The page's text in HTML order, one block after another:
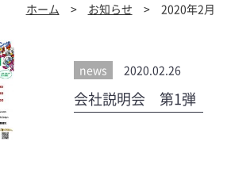
ホーム > お知らせ > 2020年2月
news 2020.02.26
会社説明会 第1弾